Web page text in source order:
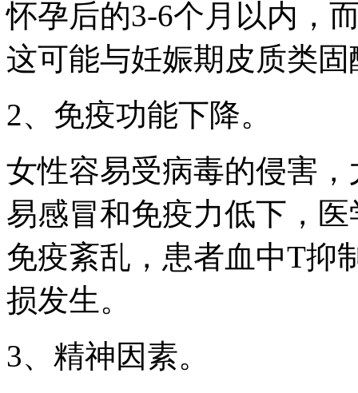
怀孕后的3-6个月以内，
这可能与妊娠期皮质类
2、免疫功能下降。
女性容易受病毒的侵害
易感冒和免疫力低下，
免疫紊乱，患者血中T抑
损发生。
3、精神因素。